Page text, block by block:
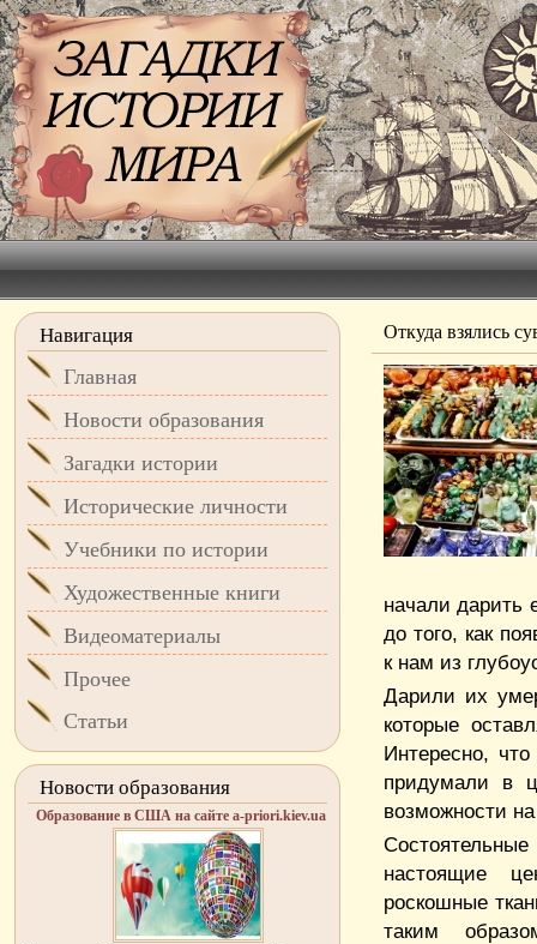
Откуда взялись
начали дарить
до того, как
к нам из
Дарили их
которые
Интересно,
придумали в
возможности
настоящие
роскошные
таким
Навигация
Главная
Новости образования
Загадки истории
Исторические личности
Учебники по истории
Художественные книги
Видеоматериалы
Прочее
Статьи
Новости образования
Образование в США на сайте a-priori.kiev.ua